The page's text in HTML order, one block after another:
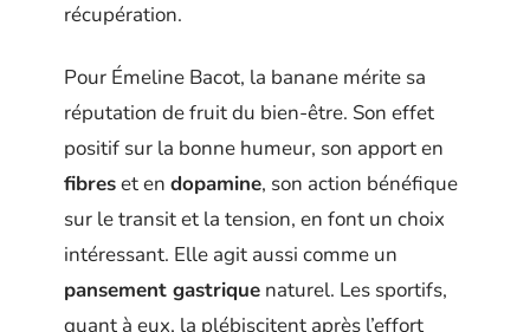
récupération.
Pour Émeline Bacot, la banane mérite sa
réputation de fruit du bien-être. Son effet
positif sur la bonne humeur, son apport en
fibreset en dopamine, son action bénéfique
sur le transit et la tension, en font un choix
intéressant. Elle agit aussi comme un
pansement gastrique naturel. Les sportifs,
quant à eux, la plébiscitent après l’effort